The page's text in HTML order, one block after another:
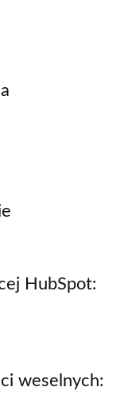
HubSpot:
weselnych: